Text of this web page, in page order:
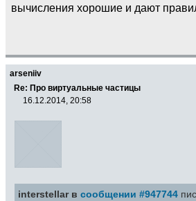
вычисления хорошие и дают
arseniiv
Re: Про виртуальные частицы
16.12.2014, 20:58
interstellar в сообщении #947744